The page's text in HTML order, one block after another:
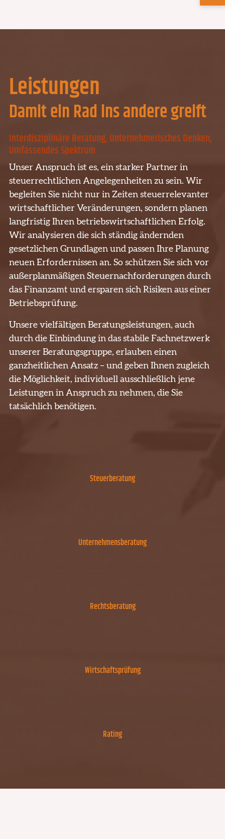
Leistungen
Damit ein Rad ins andere greift
Interdisziplinäre Beratung, Unternehmerisches Denken,
Umfassendes Spektrum
Unser Anspruch ist es, ein starker Partner in
steuerrechtlichen Angelegenheiten zu sein. Wir
begleiten Sie nicht nur in Zeiten steuerrelevanter
wirtschaftlicher Veränderungen, sondern planen
langfristig Ihren betriebswirtschaftlichen Erfolg.
Wir analysieren die sich ständig ändernden
gesetzlichen Grundlagen und passen Ihre Planung
neuen Erfordernissen an. So schützen Sie sich vor
außerplanmäßigen Steuernachforderungen durch
das Finanzamt und ersparen sich Risiken aus einer
Betriebsprüfung.
Unsere vielfältigen Beratungsleistungen, auch
durch die Einbindung in das stabile Fachnetzwerk
unserer Beratungsgruppe, erlauben einen
ganzheitlichen Ansatz ­– und geben Ihnen zugleich
die Möglichkeit, individuell ausschließlich jene
Leistungen in Anspruch zu nehmen, die Sie
tatsächlich benötigen.
Steuerberatung
Unternehmensberatung
Rechtsberatung
Wirtschaftsprüfung
Rating